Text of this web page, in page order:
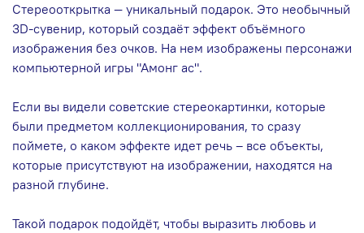
Стереооткрытка — уникальный подарок. Это необычный
3D-сувенир, который создаёт эффект объёмного
изображения без очков. На нем изображены персонажи
компьютерной игры "Амонг ас".
Если вы видели советские стереокартинки, которые
были предметом коллекционирования, то сразу
поймете, о каком эффекте идет речь – все объекты,
которые присутствуют на изображении, находятся на
разной глубине.
Такой подарок подойдёт, чтобы выразить любовь и